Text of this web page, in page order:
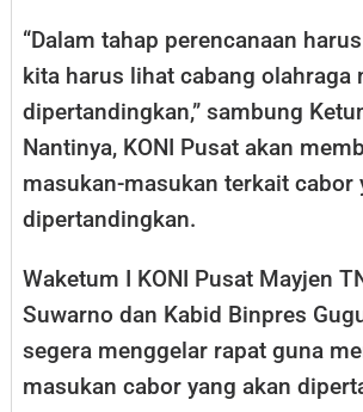
“Dalam tahap perencanaan
kita harus lihat cabang olahraga
dipertandingkan,” sambung
Nantinya, KONI Pusat akan
masukan-masukan terkait cabor
dipertandingkan.
Waketum I KONI Pusat Mayjen
Suwarno dan Kabid Binpres
segera menggelar rapat guna
masukan cabor yang akan